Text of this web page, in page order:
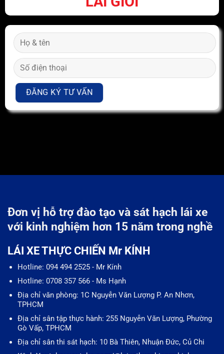
Đơn vị hỗ trợ đào tạo và sát hạch lái xe
với kinh nghiệm hơn 15 năm trong nghề
LÁI XE THỰC CHIẾN Mr KÍNH
Hotline: 094 494 2525 - Mr Kính
Hotline: 0708 357 566 - Ms Hạnh
Địa chỉ văn phòng: 1C Nguyễn Văn Lượng P. An Nhơn,
TPHCM
Địa chỉ sân tập thực hành: 255 Nguyễn Văn Lượng, Phường
Gò Vấp, TPHCM
Địa chỉ sân thi sát hạch: 10 Bà Thiên, Nhuận Đức, Củ Chi